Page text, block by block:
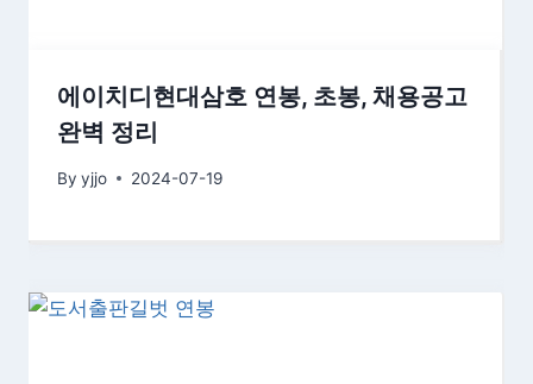
에이치디현대삼호 연봉, 초봉, 채용공고
완벽 정리
By yjjo 2024-07-19